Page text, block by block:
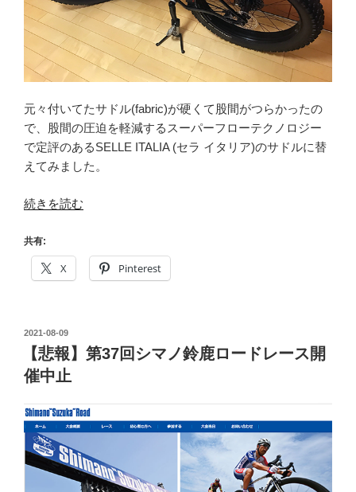
LED
ラ
イ
ト
大
容
量
バ
テ
ー
≫”
の
元々付いてたサドル(fabric)が硬くて股間がつらかったの
で、股間の圧迫を軽減するスーパーフローテクノロジー
で定評のあるSELLE ITALIA (セラ イタリア)のサドルに替
えてみました。
“乗
CIAO！
SELLE
ITALIA
イ
タ
リ
NOVUS
BOOST
グ
ラ
続きを読む
共有:
X Pinterest
投
稿
日:
2021-08-09
【悲報】第37回シマノ鈴鹿ロードレース開
催中止